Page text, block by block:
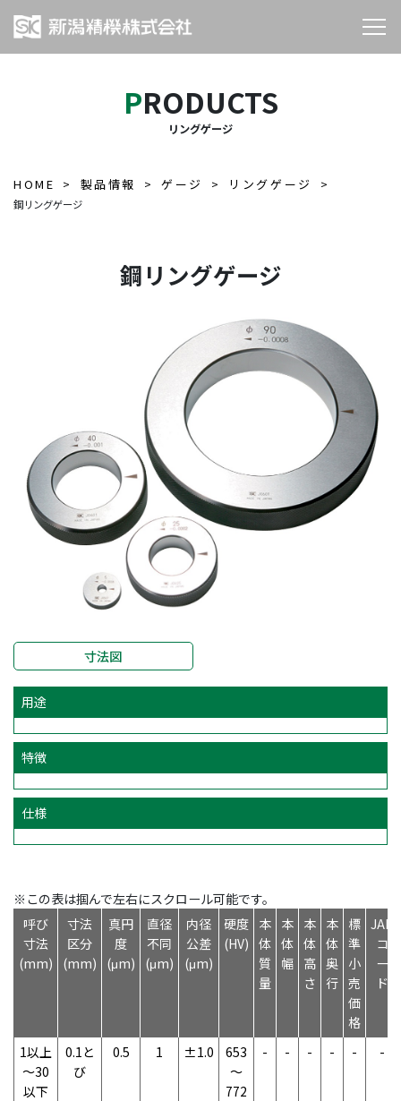
PRODUCTS
リングゲージ
HOME 製品情報 ゲージ リングゲージ
鋼リングゲージ
鋼リングゲージ
寸法図
用途
特徴
仕様
※この表は掴んで左右にスクロール可能です。
呼び
寸法
(mm)
寸法
区分
(mm)
真円
度
(μm)
直径
不同
(μm)
内径
公差
(μm)
硬度
(HV)
本
体
質
量
本
体
幅
本
体
高
さ
本
体
奥
行
標
準
小
売
価
格
JAN
コ
ー
ド
1以上
～30
以下
0.1と
び
0.5 1 ±1.0
653
～
772
- - - - - -